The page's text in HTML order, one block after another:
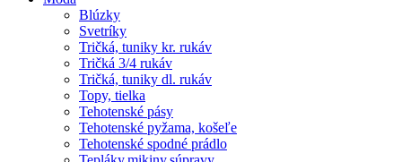
Blúzky
Svetríky
Tričká, tuniky kr. rukáv
Tričká 3/4 rukáv
Tričká, tuniky dl. rukáv
Topy, tielka
Tehotenské pásy
Tehotenské pyžama, košeľe
Tehotenské spodné prádlo